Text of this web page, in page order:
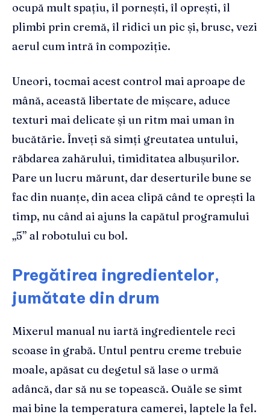
ocupă mult spațiu, îl pornești, îl oprești, îl
plimbi prin cremă, îl ridici un pic și, brusc, vezi
aerul cum intră în compoziție.
Uneori, tocmai acest control mai aproape de
mână, această libertate de mișcare, aduce
texturi mai delicate și un ritm mai uman în
bucătărie. Înveți să simți greutatea untului,
răbdarea zahărului, timiditatea albușurilor.
Pare un lucru mărunt, dar deserturile bune se
fac din nuanțe, din acea clipă când te oprești la
timp, nu când ai ajuns la capătul programului
„5” al robotului cu bol.
Pregătirea ingredientelor,
jumătate din drum
Mixerul manual nu iartă ingredientele reci
scoase în grabă. Untul pentru creme trebuie
moale, apăsat cu degetul să lase o urmă
adâncă, dar să nu se topească. Ouăle se simt
mai bine la temperatura camerei, laptele la fel.